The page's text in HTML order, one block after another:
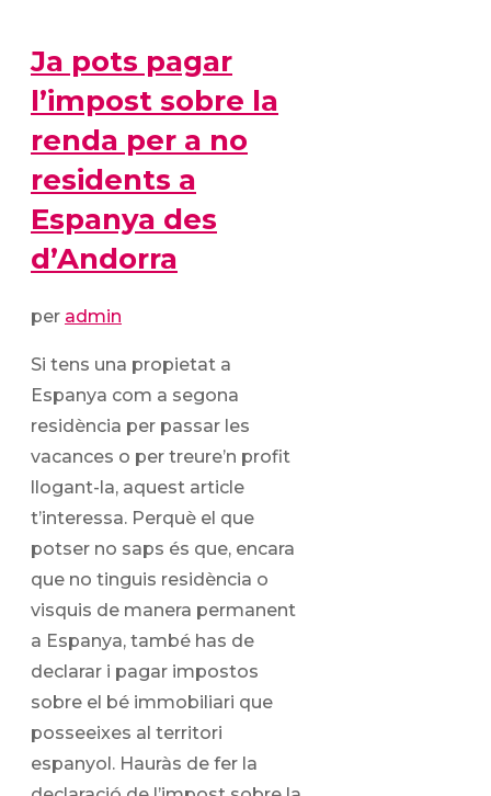
Ja pots pagar
l’impost sobre la
renda per a no
residents a
Espanya des
d’Andorra
per admin
Si tens una propietat a
Espanya com a segona
residència per passar les
vacances o per treure’n profit
llogant-la, aquest article
t’interessa. Perquè el que
potser no saps és que, encara
que no tinguis residència o
visquis de manera permanent
a Espanya, també has de
declarar i pagar impostos
sobre el bé immobiliari que
posseeixes al territori
espanyol. Hauràs de fer la